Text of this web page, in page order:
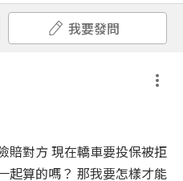
我要發問
賠對方 現在轎車要投保被拒
起算的嗎？ 那我要怎樣才能